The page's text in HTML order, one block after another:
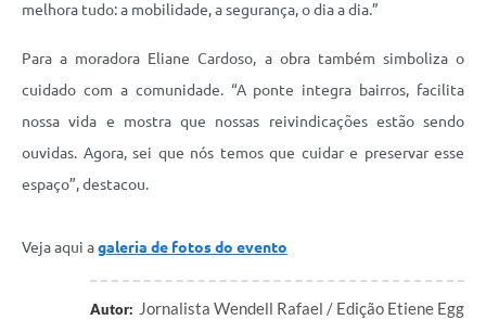
melhora tudo: a mobilidade, a segurança, o dia a dia.”
Para a moradora Eliane Cardoso, a obra também simboliza o
cuidado com a comunidade. “A ponte integra bairros, facilita
nossa vida e mostra que nossas reivindicações estão sendo
ouvidas. Agora, sei que nós temos que cuidar e preservar esse
espaço”, destacou.
Veja aqui agaleria de fotos do evento
Autor: Jornalista Wendell Rafael / Edição Etiene Egg